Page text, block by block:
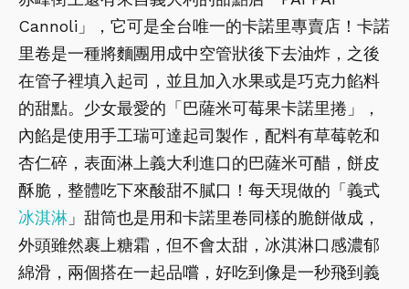
Cannoli」，它可是全台唯一的卡諾里專賣店！卡諾
里卷是一種將麵團用成中空管狀後下去油炸，之後
在管子裡填入起司，並且加入水果或是巧克力餡料
的甜點。少女最愛的「巴薩米可莓果卡諾里捲」，
內餡是使用手工瑞可達起司製作，配料有草莓乾和
杏仁碎，表面淋上義大利進口的巴薩米可醋，餅皮
酥脆，整體吃下來酸甜不膩口！每天現做的「義式
冰淇淋 」甜筒也是用和卡諾里卷同樣的脆餅做成，
外頭雖然裹上糖霜，但不會太甜，冰淇淋口感濃郁
綿滑，兩個搭在一起品嚐，好吃到像是一秒飛到義